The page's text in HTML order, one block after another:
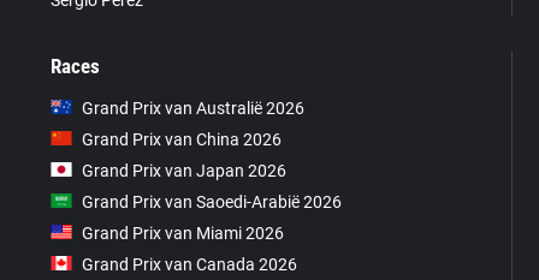
Races
Grand Prix van Australië 2026
Grand Prix van China 2026
Grand Prix van Japan 2026
Grand Prix van Saoedi-Arabië 2026
Grand Prix van Miami 2026
Grand Prix van Canada 2026